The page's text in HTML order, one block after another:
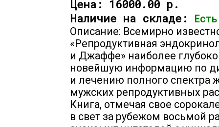
Цена: 16000.00 р.
Наличие на складе:
Описание: Всемирно
«Репродуктивная
и Джаффе» наиболее
новейшую информацию по
и лечению полного спектра
мужских репродуктивных
Книга, отмечая свое
в свет за рубежом восьмой